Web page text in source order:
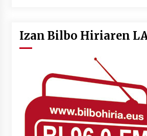
Izan Bilbo Hiriaren